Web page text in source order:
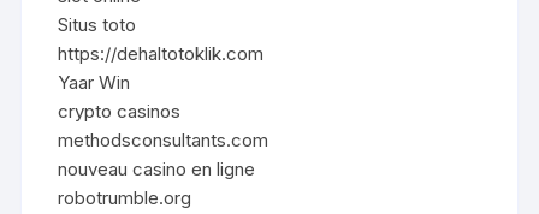
Situs toto
https://dehaltotoklik.com
Yaar Win
crypto casinos
methodsconsultants.com
nouveau casino en ligne
robotrumble.org